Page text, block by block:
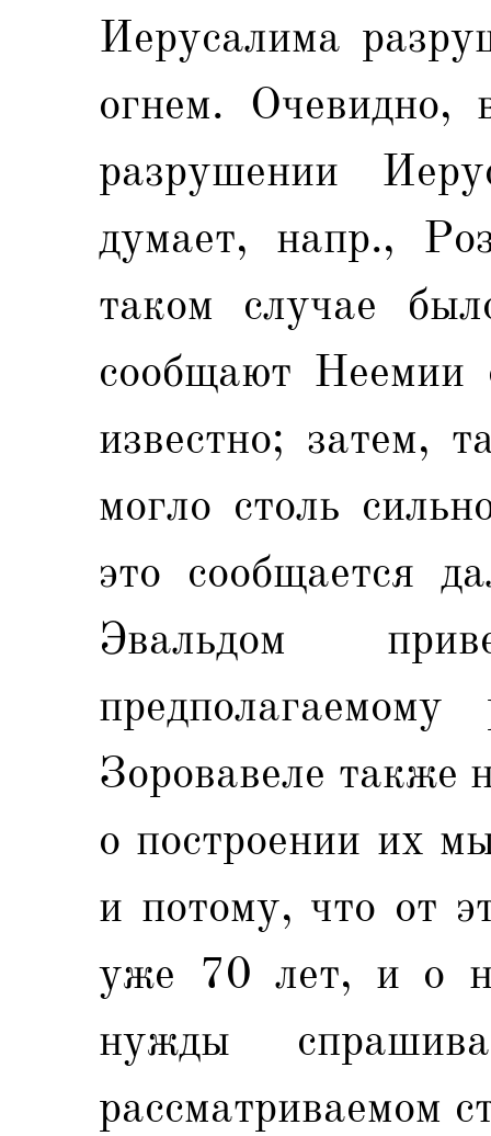
Иерусалима
огнем.
разрушении
думает, напр.,
таком случае
сообщают Неемии
известно; затем,
могло столь
это сообщается
Эвальдом
Зоровавеле также
о построении их
и потому, что от
уже 70 лет, и о
нужды
рассматриваемом